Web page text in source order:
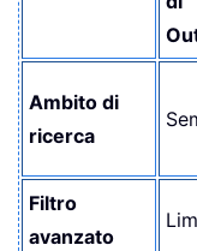
Ambito di
ricerca
Filtro
avanzato